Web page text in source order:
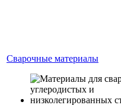
Сварочные материалы